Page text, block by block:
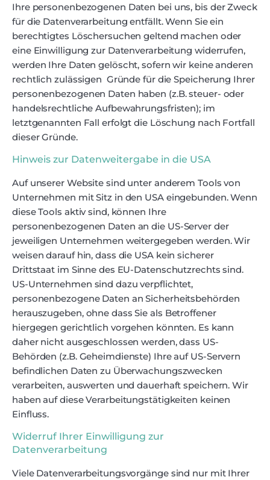
Ihre personenbezogenen Daten bei uns, bis der Zweck
für die Datenverarbeitung entfällt. Wenn Sie ein
berechtigtes Löschersuchen geltend machen oder
eine Einwilligung zur Datenverarbeitung widerrufen,
werden Ihre Daten gelöscht, sofern wir keine anderen
rechtlich zulässigen Gründe für die Speicherung Ihrer
personenbezogenen Daten haben (z.B. steuer- oder
handelsrechtliche Aufbewahrungsfristen); im
letztgenannten Fall erfolgt die Löschung nach Fortfall
dieser Gründe.
Hinweis zur Datenweitergabe in die USA
Auf unserer Website sind unter anderem Tools von
Unternehmen mit Sitz in den USA eingebunden. Wenn
diese Tools aktiv sind, können Ihre
personenbezogenen Daten an die US-Server der
jeweiligen Unternehmen weitergegeben werden. Wir
weisen darauf hin, dass die USA kein sicherer
Drittstaat im Sinne des EU-Datenschutzrechts sind.
US-Unternehmen sind dazu verpflichtet,
personenbezogene Daten an Sicherheitsbehörden
herauszugeben, ohne dass Sie als Betroffener
hiergegen gerichtlich vorgehen könnten. Es kann
daher nicht ausgeschlossen werden, dass US-
Behörden (z.B. Geheimdienste) Ihre auf US-Servern
befindlichen Daten zu Überwachungszwecken
verarbeiten, auswerten und dauerhaft speichern. Wir
haben auf diese Verarbeitungstätigkeiten keinen
Einfluss.
Widerruf Ihrer Einwilligung zur
Datenverarbeitung
Viele Datenverarbeitungsvorgänge sind nur mit Ihrer